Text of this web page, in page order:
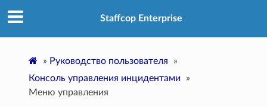
Staffcop Enterprise
» Руководство пользователя
»
Консоль управления инцидентами
»
Меню управления